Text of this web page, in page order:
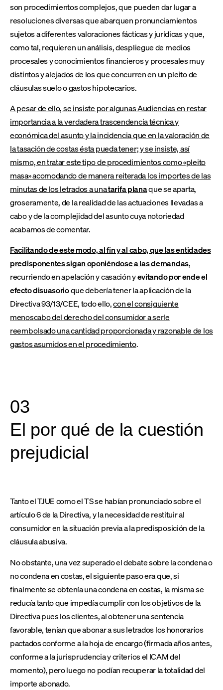
son procedimientos complejos, que pueden dar lugar a
resoluciones diversas que abarquen pronunciamientos
sujetos a diferentes valoraciones fácticas y jurídicas y que,
como tal, requieren un análisis, despliegue de medios
procesales y conocimientos financieros y procesales muy
distintos y alejados de los que concurren en un pleito de
cláusulas suelo o gastos hipotecarios.
A pesar de ello, se insiste por algunas Audiencias en restar
importancia a la verdadera trascendencia técnica y
económica del asunto y la incidencia que en la valoración de
la tasación de costas ésta pueda tener; y se insiste, así
mismo, en tratar este tipo de procedimientos como «pleito
masa» acomodando de manera reiterada los importes de las
minutas de los letrados a unatarifa planaque se aparta,
groseramente, de la realidad de las actuaciones llevadas a
cabo y de la complejidad del asunto cuya notoriedad
acabamos de comentar.
Facilitando de este modo, al fin y al cabo, que las entidades
predisponentes sigan oponiéndose a las demandas,
recurriendo en apelación y casación yevitando por ende el
efecto disuasorioque debería tener la aplicación de la
Directiva 93/13/CEE, todo ello,con el consiguiente
menoscabo del derecho del consumidor a serle
reembolsado una cantidad proporcionada y razonable de los
gastos asumidos en el procedimiento.
03
El por qué de la cuestión
prejudicial
Tanto el TJUE como el TS se habían pronunciado sobre el
artículo 6 de la Directiva, y la necesidad de restituir al
consumidor en la situación previa a la predisposición de la
cláusula abusiva.
No obstante, una vez superado el debate sobre la condena o
no condena en costas, el siguiente paso era que, si
finalmente se obtenía una condena en costas, la misma se
reducía tanto que impedía cumplir con los objetivos de la
Directiva pues los clientes, al obtener una sentencia
favorable, tenían que abonar a sus letrados los honorarios
pactados conforme a la hoja de encargo (firmada años antes,
conforme a la jurisprudencia y criterios el ICAM del
momento), pero luego no podían recuperar la totalidad del
importe abonado.